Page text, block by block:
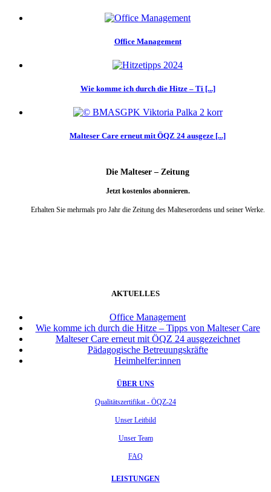
Office Management
Wie komme ich durch die Hitze – Ti [...]
Malteser Care erneut mit ÖQZ 24 ausgeze [...]
Die Malteser – Zeitung
Jetzt kostenlos abonnieren.
Erhalten Sie mehrmals pro Jahr die Zeitung des Malteserordens und seiner Werke.
AKTUELLES
Office Management
Wie komme ich durch die Hitze – Tipps von Malteser Care
Malteser Care erneut mit ÖQZ 24 ausgezeichnet
Pädagogische Betreuungskräfte
Heimhelfer:innen
ÜBER UNS
Qualitätszertifikat - ÖQZ-24
Unser Leitbild
Unser Team
FAQ
LEISTUNGEN